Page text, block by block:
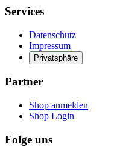
Services
Datenschutz
Impressum
Privatsphäre
Partner
Shop anmelden
Shop Login
Folge uns